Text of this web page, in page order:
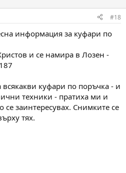
#18
информация за куфари по
и се намира в Лозен -
куфари по поръчка - и
техники - пратиха ми и
се заинтересувах. Снимките се
тях.